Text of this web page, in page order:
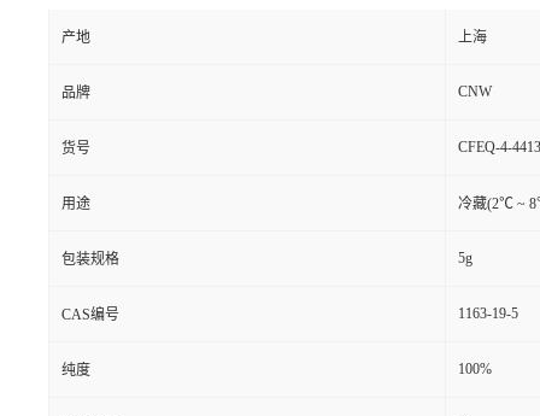
产地 上海
品牌 CNW
货号 CFEQ-4-
用途 冷藏(2℃ ~
包装规格 5g
CAS编号 1163-19-5
纯度 100%